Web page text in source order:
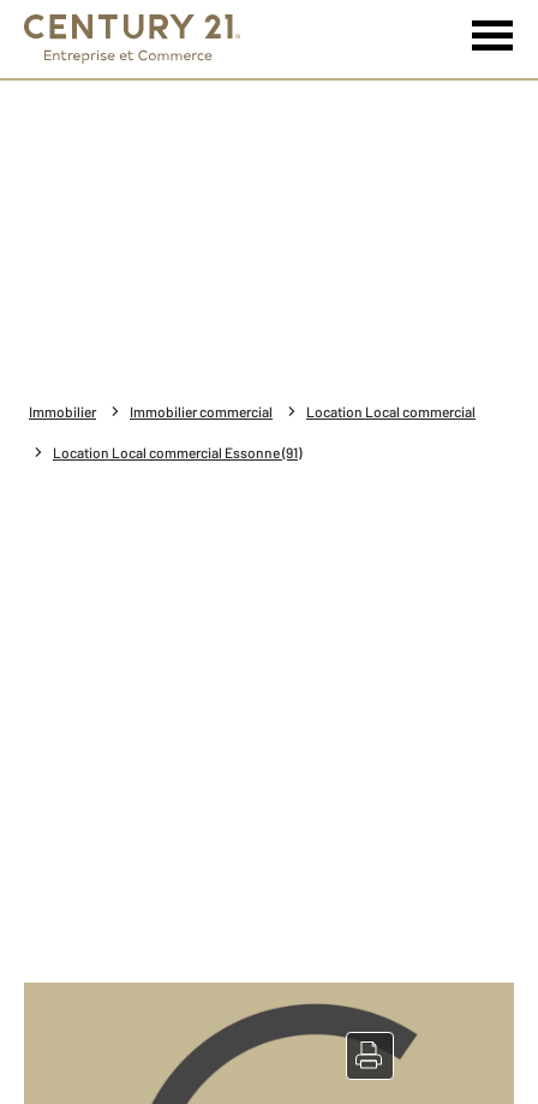
Immobilier Immobilier commercial Location Local commercial
Location Local commercial Essonne (91)
Local commercial à louer
Essonne - 91